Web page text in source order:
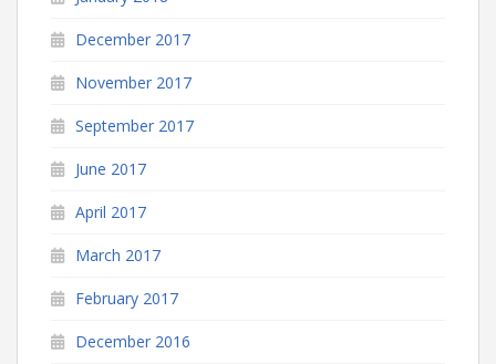
December 2017
November 2017
September 2017
June 2017
April 2017
March 2017
February 2017
December 2016